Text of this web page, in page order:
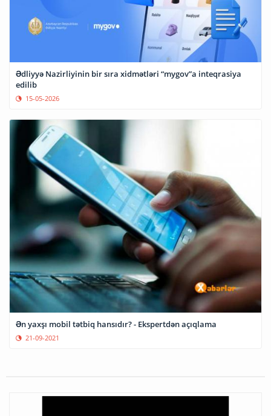
Ədliyyə Nazirliyinin bir sıra xidmətləri “mygov”a inteqrasiya
edilib
15-05-2026
Ən yaxşı mobil tətbiq hansıdır? - Ekspertdən açıqlama
21-09-2021